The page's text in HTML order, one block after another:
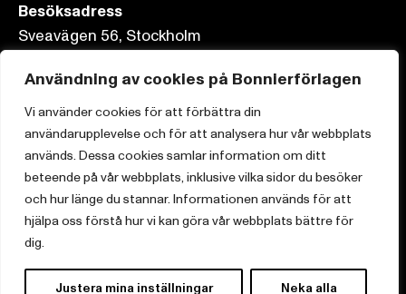
Användning av cookies på Bonnierförlagen
Vi använder cookies för att förbättra din
användarupplevelse och för att analysera hur vår webbplats
används. Dessa cookies samlar information om ditt
beteende på vår webbplats, inklusive vilka sidor du besöker
och hur länge du stannar. Informationen används för att
hjälpa oss förstå hur vi kan göra vår webbplats bättre för
dig.
Justera mina inställningar Neka alla
Besöksadress
Sveavägen 56, Stockholm
Postadress
Box 3159, 103 63 Stockholm
Om Bonnierförlagen
Cookies
Integritetspolicy